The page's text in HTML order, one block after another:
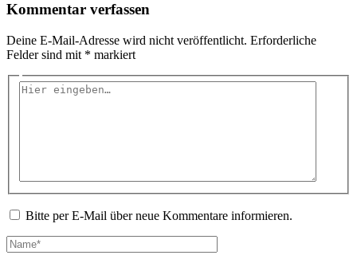
Kommentar verfassen
Deine E-Mail-Adresse wird nicht veröffentlicht. Erforderliche
Felder sind mit * markiert
Hier
Bitte per E-Mail über neue Kommentare informieren.
Name*